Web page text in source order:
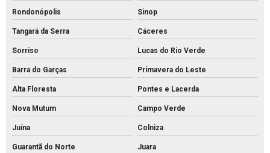
Rondonópolis Sinop
Tangará da Serra Cáceres
Sorriso Lucas do Rio Verde
Barra do Garças Primavera do Leste
Alta Floresta Pontes e Lacerda
Nova Mutum Campo Verde
Juína Colniza
Guarantã do Norte Juara